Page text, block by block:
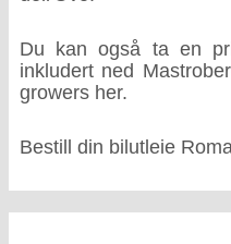
Du kan også ta en
inkludert ned
growers her.
Bestill din bilutleie